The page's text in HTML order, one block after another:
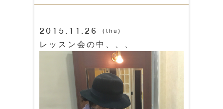
2015.11.26 (thu)
レッスン会の中、、、